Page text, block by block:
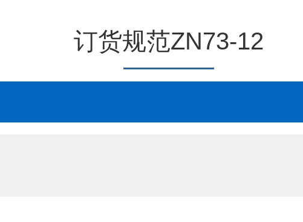
订货规范ZN73-12